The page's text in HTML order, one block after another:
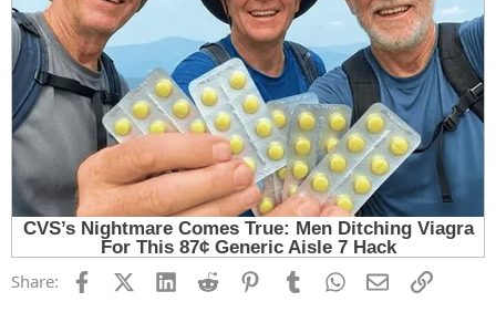
Share: FacebookX (Twitter)
LinkedInReddit PinterestTumblrWhatsApp
EmailLink